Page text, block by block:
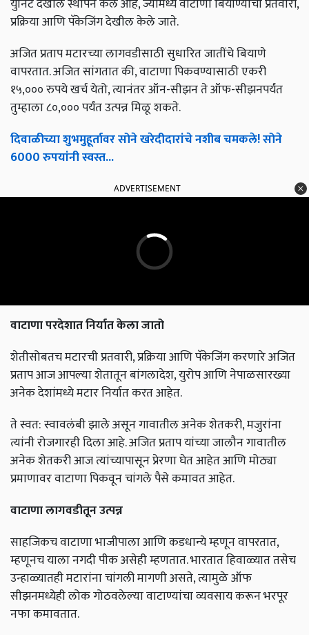
युनिट देखील स्थापन केले आहे, ज्यामध्ये वाटाणा बियाण्याची प्रतवारी,
प्रक्रिया आणि पॅकेजिंग देखील केले जाते.
अजित प्रताप मटारच्या लागवडीसाठी सुधारित जातींचे बियाणे
वापरतात. अजित सांगतात की, वाटाणा पिकवण्यासाठी एकरी
१५,००० रुपये खर्च येतो, त्यानंतर ऑन-सीझन ते ऑफ-सीझनपर्यंत
तुम्हाला ८०,००० पर्यंत उत्पन्न मिळू शकते.
दिवाळीच्या शुभमुहूर्तावर सोने खरेदीदारांचे नशीब चमकले! सोने
6000 रुपयांनी स्वस्त...
ADVERTISEMENT
वाटाणा परदेशात निर्यात केला जातो
शेतीसोबतच मटारची प्रतवारी, प्रक्रिया आणि पॅकेजिंग करणारे अजित
प्रताप आज आपल्या शेतातून बांगलादेश, युरोप आणि नेपाळसारख्या
अनेक देशांमध्ये मटार निर्यात करत आहेत.
ते स्वत: स्वावलंबी झाले असून गावातील अनेक शेतकरी, मजुरांना
त्यांनी रोजगारही दिला आहे. अजित प्रताप यांच्या जालौन गावातील
अनेक शेतकरी आज त्यांच्यापासून प्रेरणा घेत आहेत आणि मोठ्या
प्रमाणावर वाटाणा पिकवून चांगले पैसे कमावत आहेत.
वाटाणा लागवडीतून उत्पन्न
साहजिकच वाटाणा भाजीपाला आणि कडधान्ये म्हणून वापरतात,
म्हणूनच याला नगदी पीक असेही म्हणतात. भारतात हिवाळ्यात तसेच
उन्हाळ्यातही मटारांना चांगली मागणी असते, त्यामुळे ऑफ
सीझनमध्येही लोक गोठवलेल्या वाटाण्यांचा व्यवसाय करून भरपूर
नफा कमावतात.